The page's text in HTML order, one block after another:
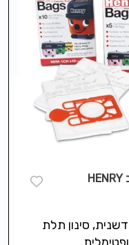
סינון תלת